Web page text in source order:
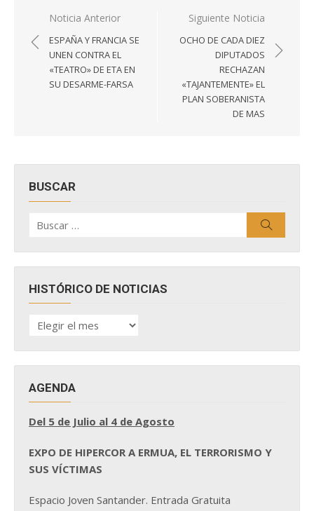
Navegación
de
entradas
Noticia Anterior
ESPAÑA Y FRANCIA SE
UNEN CONTRA EL
«TEATRO» DE ETA EN
SU DESARME-FARSA
Siguiente Noticia
OCHO DE CADA DIEZ
DIPUTADOS
RECHAZAN
«TAJANTEMENTE» EL
PLAN SOBERANISTA
DE MAS
BUSCAR
por:
HISTÓRICO DE NOTICIAS
HISTÓRICO
DE
AGENDA
Del 5 de Julio al 4 de Agosto
EXPO DE HIPERCOR A ERMUA, EL TERRORISMO Y
SUS VÍCTIMAS
Espacio Joven Santander. Entrada Gratuita